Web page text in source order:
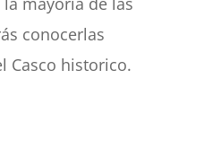
conocerlas
Casco historico.